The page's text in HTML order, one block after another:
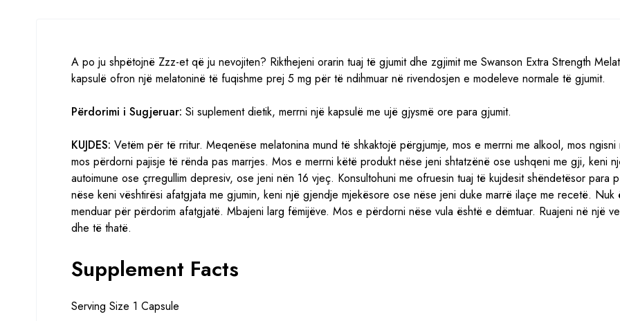
A po ju shpëtojnë Zzz-et që ju nevojiten? Rikthejeni orarin tuaj të gjumit dhe zgjimit me Swanson Extra Strength
kapsulë ofron një melatoninë të fuqishme prej 5 mg për të ndihmuar në rivendosjen e modeleve normale të gjumit.
Përdorimi i Sugjeruar: Si suplement dietik, merrni një kapsulë me ujë gjysmë ore para gjumit.
KUJDES: Vetëm për të rritur. Meqenëse melatonina mund të shkaktojë përgjumje, mos e merrni me alkool, mos ngisni
mos përdorni pajisje të rënda pas marrjes. Mos e merrni këtë produkt nëse jeni shtatzënë ose ushqeni me gji, keni
autoimune ose çrregullim depresiv, ose jeni nën 16 vjeç. Konsultohuni me ofruesin tuaj të kujdesit shëndetësor para
nëse keni vështirësi afatgjata me gjumin, keni një gjendje mjekësore ose nëse jeni duke marrë ilaçe me recetë. Nuk
menduar për përdorim afatgjatë. Mbajeni larg fëmijëve. Mos e përdorni nëse vula është e dëmtuar. Ruajeni në një
dhe të thatë.
Supplement Facts
Serving Size 1 Capsule